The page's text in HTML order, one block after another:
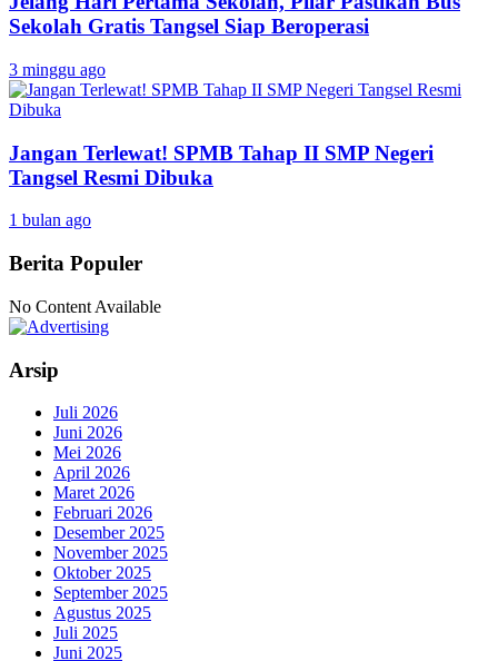
Sekolah Gratis Tangsel Siap Beroperasi
3 minggu ago
Jangan Terlewat! SPMB Tahap II SMP Negeri
Tangsel Resmi Dibuka
1 bulan ago
Berita Populer
No Content Available
Arsip
Juli 2026
Juni 2026
Mei 2026
April 2026
Maret 2026
Februari 2026
Desember 2025
November 2025
Oktober 2025
September 2025
Agustus 2025
Juli 2025
Juni 2025